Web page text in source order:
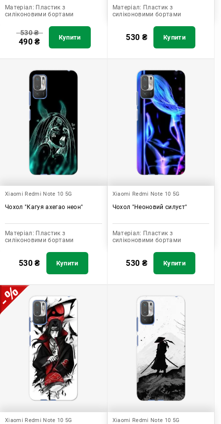
Матеріал: Пластик з
силіконовими бортами
530₴
490₴ Купити
Матеріал: Пластик з
силіконовими бортами
530 ₴ Купити
Xiaomi Redmi Note 10 5G
Чохол "Кагуя ахегао неон"
Матеріал: Пластик з
силіконовими бортами
530₴ Купити
Xiaomi Redmi Note 10 5G
Чохол "Неоновий силуєт"
Матеріал: Пластик з
силіконовими бортами
530 ₴ Купити
Xiaomi Redmi Note 10 5G Xiaomi Redmi Note 10 5G